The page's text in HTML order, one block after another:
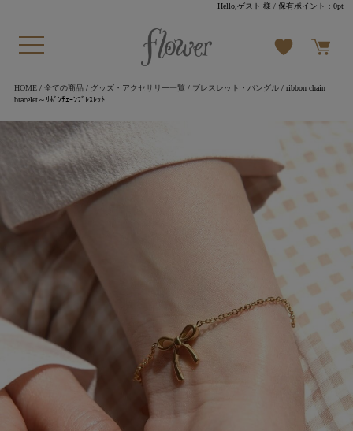
Hello,ゲスト 様 / 保有ポイント：0pt
HOME/ 全ての商品/ グッズ・アクセサリー一覧 / ブレスレット・バングル/ ribbon chain
bracelet～ﾘﾎﾞﾝﾁｪｰﾝﾌﾞﾚｽﾚｯﾄ